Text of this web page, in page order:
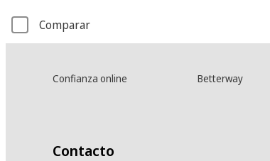
Comparar
Confianza online Betterway
Contacto